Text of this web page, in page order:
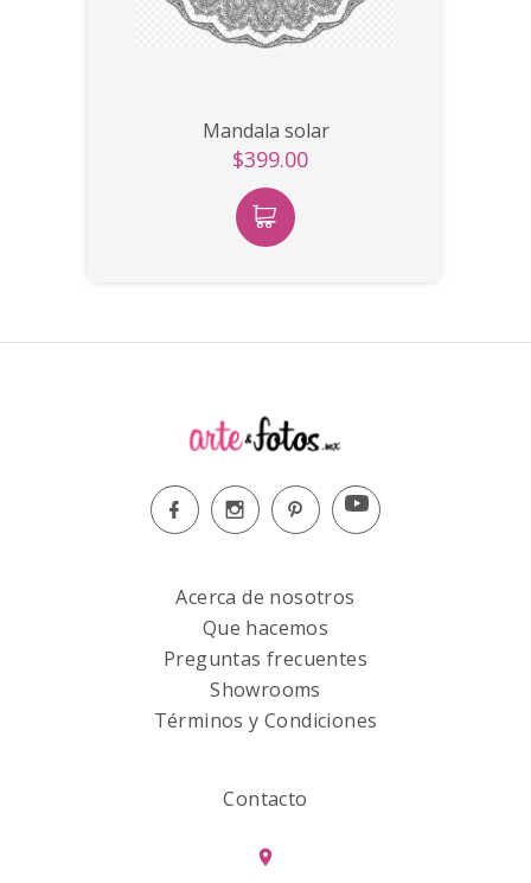
Mandala solar
$399.00
Acerca de nosotros
Que hacemos
Preguntas frecuentes
Showrooms
Términos y Condiciones
Contacto